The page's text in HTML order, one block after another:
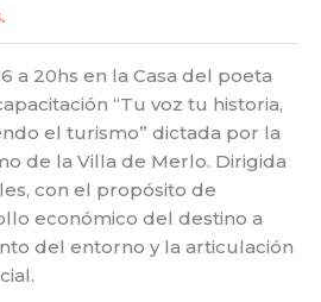
a 20hs en la Casa del poeta
“Tu voz tu historia,
el turismo” dictada por la
de la Villa de Merlo. Dirigida
con el propósito de
económico del destino a
del entorno y la articulación